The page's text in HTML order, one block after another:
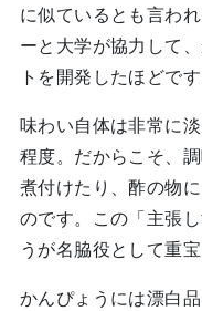
に似ているとも言わ
ーと大学が協力して
トを開発したほどです
味わい自体は非常に
程度。だからこそ、
煮付けたり、酢の物
のです。この「主張
うが名脇役として重
かんぴょうには漂白